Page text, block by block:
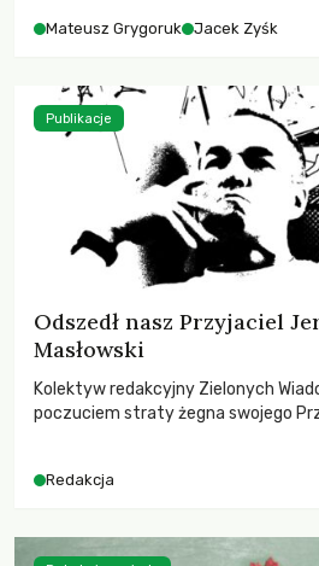
Mateusz Grygoruk Jacek Zyśk
Odszedł nasz Przyjaciel
Masłowski
Kolektyw redakcyjny Zielonych
poczuciem straty żegna swojego
Redakcja
Publikacje